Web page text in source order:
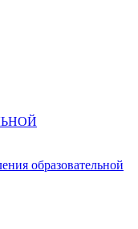
образовательной